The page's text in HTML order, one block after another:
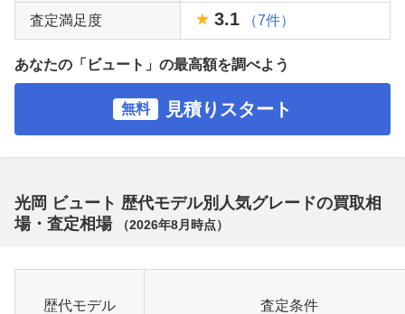
査定満足度 3.1 （7件）
あなたの「ビュート」の最高額を調べよう
無料 見積りスタート
光岡 ビュート 歴代モデル別人気グレードの買取相
場・査定相場
（2026年8月 時点）
歴代モデル 査定条件